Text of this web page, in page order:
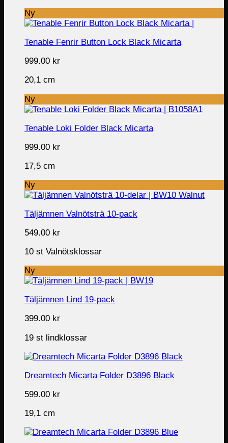
Ny
Tenable Fenrir Button Lock Black Micarta
999.00 kr
20,1 cm
Ny
Tenable Loki Folder Black Micarta
999.00 kr
17,5 cm
Ny
Täljämnen Valnötsträ 10-pack
549.00 kr
10 st Valnötsklossar
Ny
Täljämnen Lind 19-pack
399.00 kr
19 st lindklossar
Dreamtech Micarta Folder D3896 Black
599.00 kr
19,1 cm